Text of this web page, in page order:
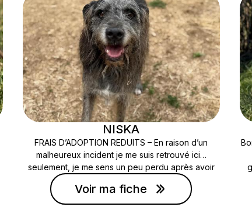
NISKA
FRAIS D’ADOPTION REDUITS – En raison d’un
malheureux incident je me suis retrouvé ici…
seulement, je me sens un peu perdu après avoir
quitté la chaleur d’un foyer. Je sais rester seul, et
calme, j’apprécie les autres chiens, juste que… j’ai
de l’arthrose et ai dû subir 2 opérations (pattes
Voir ma fiche